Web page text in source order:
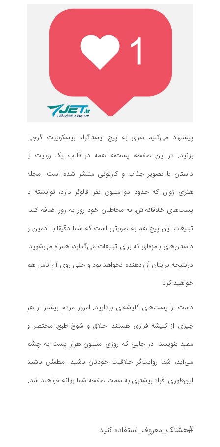
پیشنهاد می‌کنیم سری به پیج ایستاگرام بیسکوییت گرجی
بزنید. در این صفحه، پست‌ها همه در قالب یک روایت یا
داستان با تصویر جذاب و کارتونی منتشر شده است. مجله
هنری ژوان که حدود دو ملیون نفر فالوئر دارد، توانسته با
پست‌های خلاقانه‌اش، به مخاطبان خود روز به روز اضافه کند.
تبلیغات این پیج هم به صورتی است که شما دقیقا با ادمین و
داستان‌های بامزه‌ای که برای تبلیغات می‌گذارد، همراه می‌شوید.
درنتیجه برایتان آزاردهنده نخواهد بود و حتی روی آن تامل هم
خواهید کرد.
دست از پست‌‌های کلیشه‌ای بردارید. امروز مردم بیشتر از هر
چیزی از کلیشه فراری‌ هستند. خلاق و شوخ طبع، مختصر و
مفید بنویسد. در جایی که روزی میلیون هزار پست به چشم
می‌آید، شما روایت‌گر خلاقیت خود‌تان باشید. مطمئن باشید
این‌طوری افراد بیشتری به سمت صفحه شما روانه خواهند شد.
#هشتک_معروف_استفاده کنید